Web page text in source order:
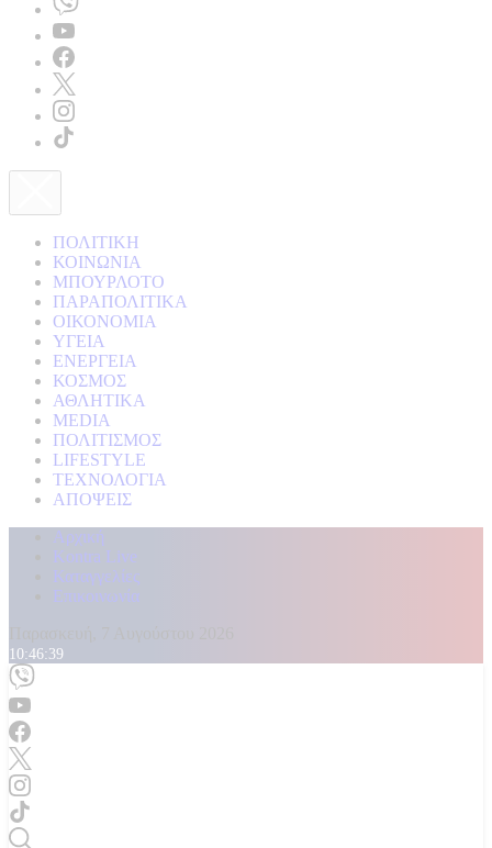
ΠΟΛΙΤΙΚΗ
ΚΟΙΝΩΝΙΑ
ΜΠΟΥΡΛΟΤΟ
ΠΑΡΑΠΟΛΙΤΙΚΑ
ΟΙΚΟΝΟΜΙΑ
ΥΓΕΙΑ
ΕΝΕΡΓΕΙΑ
ΚΟΣΜΟΣ
ΑΘΛΗΤΙΚΑ
MEDIA
ΠΟΛΙΤΙΣΜΟΣ
LIFESTYLE
ΤΕΧΝΟΛΟΓΙΑ
ΑΠΟΨΕΙΣ
Αρχική
Kontra Live
Καταγγελίες
Επικοινωνία
10:46:41